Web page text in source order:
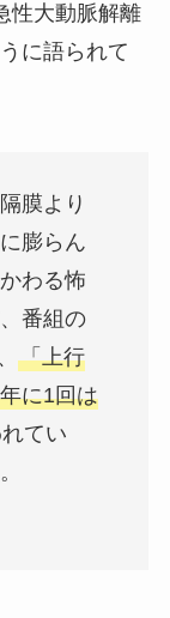
性大動脈解離
に語られて
膜より
膨らん
わる怖
番組の
「上行
に1回は
てい